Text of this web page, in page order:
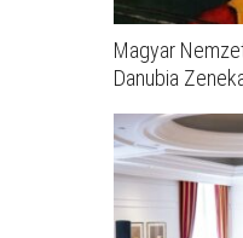
Magyar
Danubia